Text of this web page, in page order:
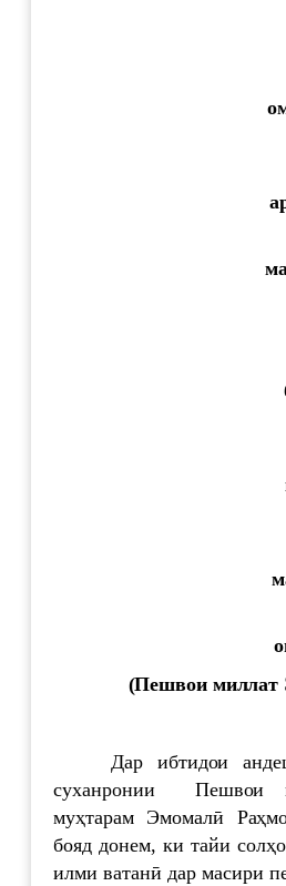
(Пешвои миллат
Дар ибтидои
суханронии Пешвои
муҳтарам Эмомалӣ
бояд донем, ки тайи
илми ватанӣ дар масири